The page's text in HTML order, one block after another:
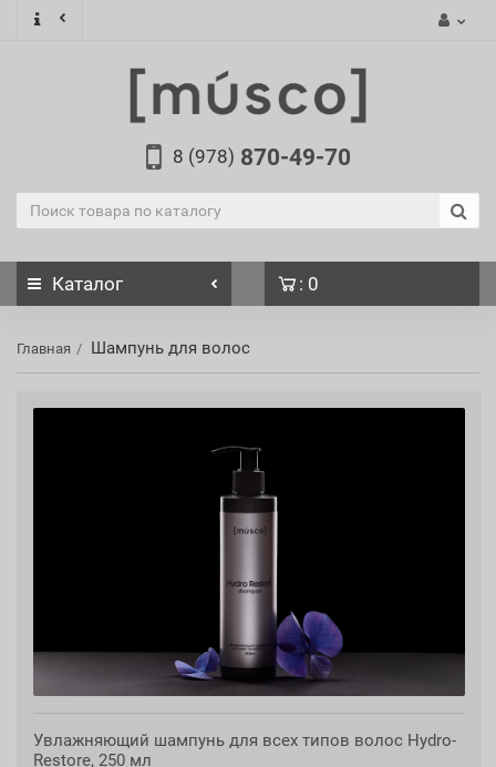
8 (978) 870-49-70
Каталог : 0
Главная Шампунь для волос
Увлажняющий шампунь для всех типов волос Hydro-
Restore, 250 мл